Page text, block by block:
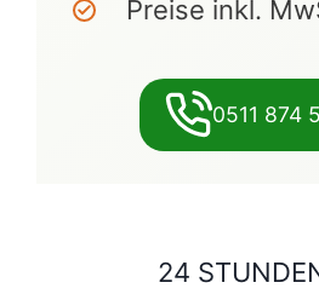
Preise inkl.
0511 874
24